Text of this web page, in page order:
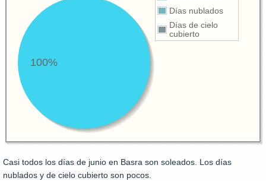
Días nublados
Días de cielo
cubierto
100%
Casi todos los días de junio en Basra son soleados. Los días
nublados y de cielo cubierto son pocos.